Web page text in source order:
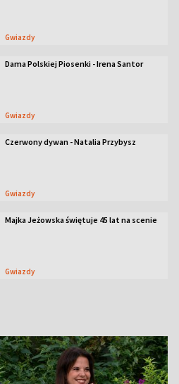
Gwiazdy
Dama Polskiej Piosenki - Irena Santor
Gwiazdy
Czerwony dywan - Natalia Przybysz
Gwiazdy
Majka Jeżowska świętuje 45 lat na scenie
Gwiazdy